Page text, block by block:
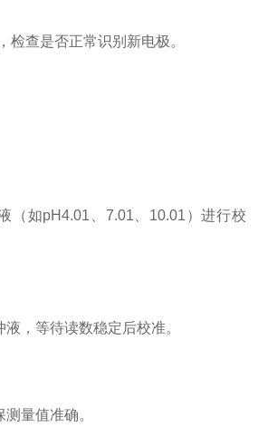
查是否正常识别新电极。
如pH4.01、7.01、10.01）进行校
，等待读数稳定后校准。
量值准确。